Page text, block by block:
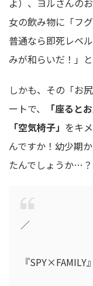
よ）、ヨルさんの
女の飲み物に「フ
普通なら即死レベ
みが和らいだ！」
しかも、その「お
ートで、
「座ると
「空気椅子」 をキ
んですか！幼少期
たんでしょうか…？
／
『SPY×FAMILY